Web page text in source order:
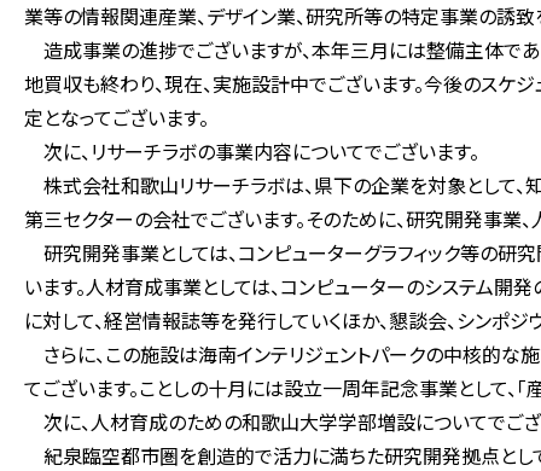
業等の情報関連産業、デザイン業、研究所等の特定事業の誘致
造成事業の進捗でございますが、本年三月には整備主体で
地買収も終わり、現在、実施設計中でございます。今後のス
定となってございます。
次に、リサーチラボの事業内容についてでございます。
株式会社和歌山リサーチラボは、県下の企業を対象として、
第三セクターの会社でございます。そのために、研究開発事業
研究開発事業としては、コンピューターグラフィック等の研
います。人材育成事業としては、コンピューターのシステム開
に対して、経営情報誌等を発行していくほか、懇談会、シンポ
さらに、この施設は海南インテリジェントパークの中核的な
てございます。ことしの十月には設立一周年記念事業として、「
次に、人材育成のための和歌山大学学部増設についてでござ
紀泉臨空都市圏を創造的で活力に満ちた研究開発拠点とし